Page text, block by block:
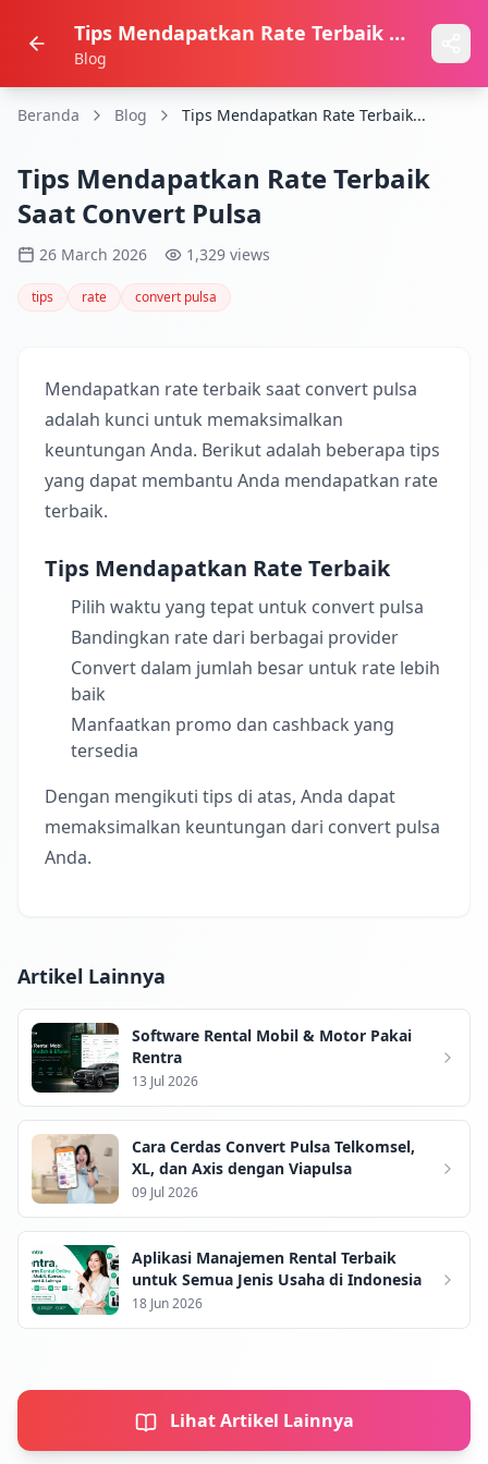
Tips Mendapatkan Rate Terbaik Saat Convert Pulsa
Blog
Beranda Blog Tips Mendapatkan Rate Terbaik...
Tips Mendapatkan Rate Terbaik
Saat Convert Pulsa
26 March 2026 1,329 views
tips rate convert pulsa
Mendapatkan rate terbaik saat convert pulsa
adalah kunci untuk memaksimalkan
keuntungan Anda. Berikut adalah beberapa tips
yang dapat membantu Anda mendapatkan rate
terbaik.
Tips Mendapatkan Rate Terbaik
Pilih waktu yang tepat untuk convert pulsa
Bandingkan rate dari berbagai provider
Convert dalam jumlah besar untuk rate lebih
baik
Manfaatkan promo dan cashback yang
tersedia
Dengan mengikuti tips di atas, Anda dapat
memaksimalkan keuntungan dari convert pulsa
Anda.
Artikel Lainnya
Software Rental Mobil & Motor Pakai
Rentra
13 Jul 2026
Cara Cerdas Convert Pulsa Telkomsel,
XL, dan Axis dengan Viapulsa
09 Jul 2026
Aplikasi Manajemen Rental Terbaik
untuk Semua Jenis Usaha di Indonesia
18 Jun 2026
Lihat Artikel Lainnya